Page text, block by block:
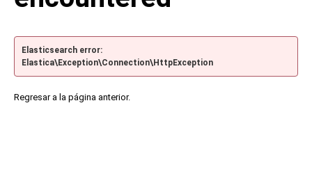
Elasticsearch error:
Elastica\Exception\Connection\HttpException
Regresar a la página anterior.